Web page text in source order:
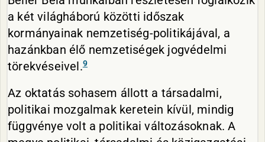
a két világháború közötti időszak
kormányainak nemzetiség-politikájával, a
hazánkban élő nemzetiségek jogvédelmi
törekvéseivel.9
Az oktatás sohasem állott a társadalmi,
politikai mozgalmak keretein kívül, mindig
függvénye volt a politikai változásoknak. A